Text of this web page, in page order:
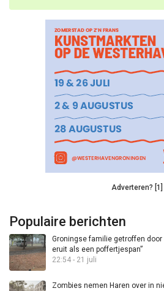
Adverteren? [1]
Populaire berichten
Groningse familie getroffen
eruit als een poffertjespan”
22:54 - 21 juli
Zombies nemen Haren over in